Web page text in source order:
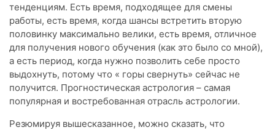
тенденциям. Есть время, подходящее для смены
работы, есть время, когда шансы встретить вторую
половинку максимально велики, есть время, отличное
для получения нового обучения (как это было со мной),
а есть период, когда нужно позволить себе просто
выдохнуть, потому что « горы свернуть» сейчас не
получится. Прогностическая астрология – самая
популярная и востребованная отрасль астрологии.
Резюмируя вышесказанное, можно сказать, что